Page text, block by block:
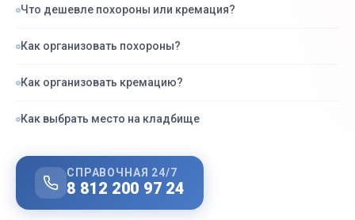
Что дешевле похороны или кремация?
Как организовать похороны?
Как организовать кремацию?
Как выбрать место на кладбище
СПРАВОЧНАЯ 24/7
8 812 200 97 24